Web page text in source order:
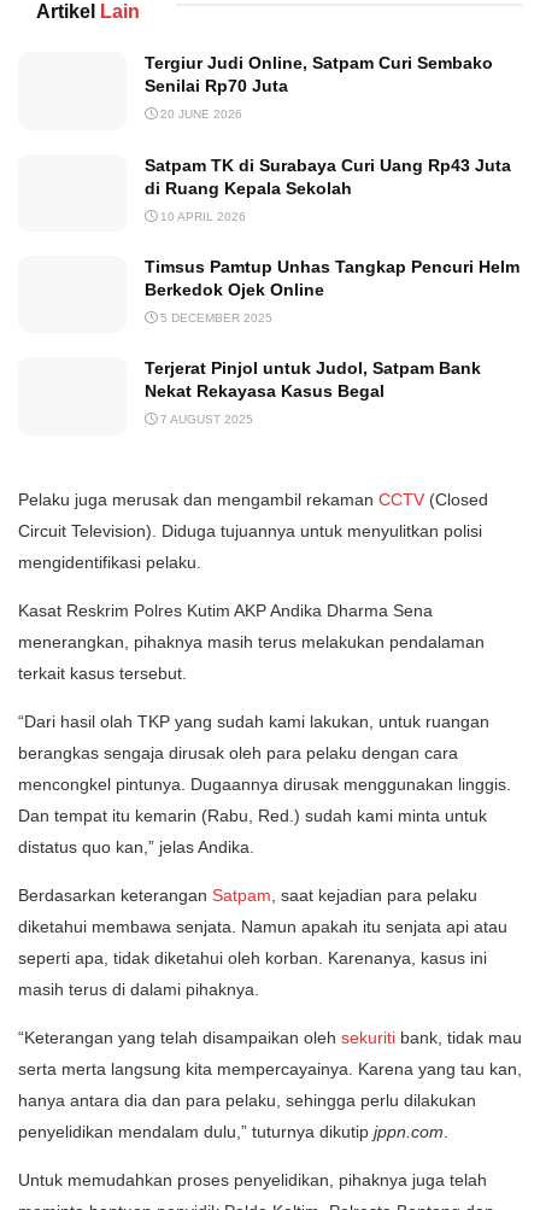
Artikel Lain
Tergiur Judi Online, Satpam Curi Sembako
Senilai Rp70 Juta
20 JUNE 2026
Satpam TK di Surabaya Curi Uang Rp43 Juta
di Ruang Kepala Sekolah
10 APRIL 2026
Timsus Pamtup Unhas Tangkap Pencuri Helm
Berkedok Ojek Online
5 DECEMBER 2025
Terjerat Pinjol untuk Judol, Satpam Bank
Nekat Rekayasa Kasus Begal
7 AUGUST 2025
Pelaku juga merusak dan mengambil rekaman CCTV (Closed
Circuit Television). Diduga tujuannya untuk menyulitkan polisi
mengidentifikasi pelaku.
Kasat Reskrim Polres Kutim AKP Andika Dharma Sena
menerangkan, pihaknya masih terus melakukan pendalaman
terkait kasus tersebut.
“Dari hasil olah TKP yang sudah kami lakukan, untuk ruangan
berangkas sengaja dirusak oleh para pelaku dengan cara
mencongkel pintunya. Dugaannya dirusak menggunakan linggis.
Dan tempat itu kemarin (Rabu, Red.) sudah kami minta untuk
distatus quo kan,” jelas Andika.
Berdasarkan keterangan Satpam , saat kejadian para pelaku
diketahui membawa senjata. Namun apakah itu senjata api atau
seperti apa, tidak diketahui oleh korban. Karenanya, kasus ini
masih terus di dalami pihaknya.
“Keterangan yang telah disampaikan oleh sekuriti bank, tidak mau
serta merta langsung kita mempercayainya. Karena yang tau kan,
hanya antara dia dan para pelaku, sehingga perlu dilakukan
penyelidikan mendalam dulu,” tuturnya dikutip jppn.com
Untuk memudahkan proses penyelidikan, pihaknya juga telah